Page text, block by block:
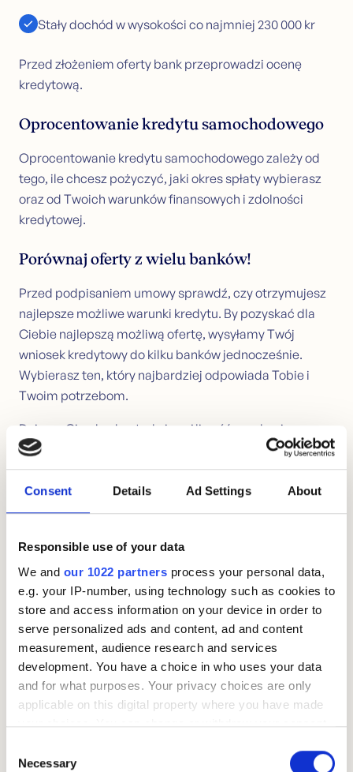
Consent Details Ad Settings About
Responsible use of your data
We and our 1022 partners process your personal data,
e.g. your IP-number, using technology such as cookies to
store and access information on your device in order to
serve personalized ads and content, ad and content
measurement, audience research and services
development. You have a choice in who uses your data
and for what purposes. Your privacy choices are only
applicable on this digital property where you have made
your choices. You can change or withdraw your consent
the Privacy trigger icon.
Selection
Necessary
Stały dochód w wysokości co najmniej 230 000 kr
Przed złożeniem oferty bank przeprowadzi ocenę
kredytową.
Oprocentowanie kredytu samochodowego
Oprocentowanie kredytu samochodowego zależy od
tego, ile chcesz pożyczyć, jaki okres spłaty wybierasz
oraz od Twoich warunków finansowych i zdolności
kredytowej.
Porównaj oferty z wielu banków!
Przed podpisaniem umowy sprawdź, czy otrzymujesz
najlepsze możliwe warunki kredytu. By pozyskać dla
Ciebie najlepszą możliwą ofertę, wysyłamy Twój
wniosek kredytowy do kilku banków jednocześnie.
Wybierasz ten, który najbardziej odpowiada Tobie i
Twoim potrzebom.
Dajemy Ci pełną kontrolę i możliwość uzyskania
najlepszego kredytu samochodowego z możliwie
najniższym oprocentowaniem i kosztami.
Spłacasz już zaciągnięty wcześniej kredyt?
W takim przypadku warto rozważyć refinansowanie.
Zaletą refinansowania przy zaciąganiu nowego kredytu
jest to, że wszystkie Twoje zobowiązania łączą się w
jeden kredyt. Nie musisz płacić kilku różnych rat z
różnym oprocentowaniem i pilnować kilku terminów
płatności. Refinansowanie zapewnia lepszą kontrolę
nad finansami i niższy koszt kredytu.
Motty pomaga!
rynek, a dzięki wieloletniemu doświadczeniu możemy